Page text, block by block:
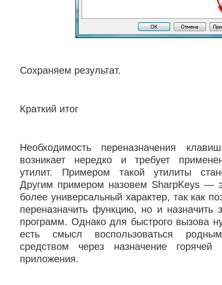
Сохраняем результат.
Краткий итог
Необходимость переназначения
возникает нередко и требует
утилит. Примером такой утилиты
Другим примером назовем SharpKeys —
более универсальный характер, так как
переназначить функцию, но и назначить
программ. Однако для быстрого вызова
есть смысл воспользоваться
средством через назначение
приложения.